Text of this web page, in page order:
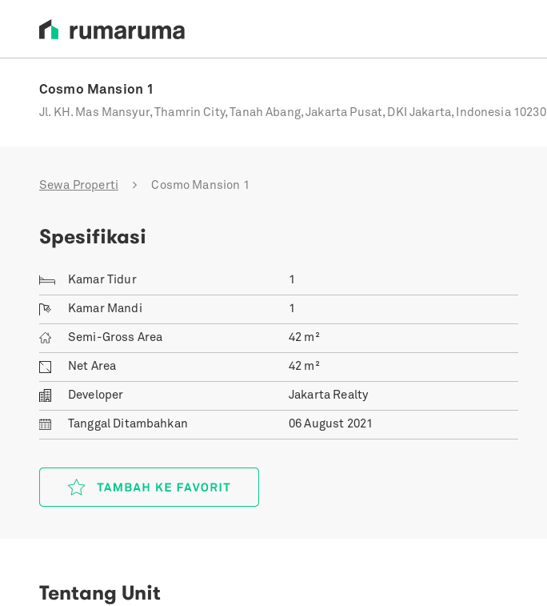
Cosmo Mansion 1
Jl. KH. Mas Mansyur, Thamrin City, Tanah Abang, Jakarta Pusat, DKI Jakarta, Indonesia 10230
Sewa Properti Cosmo Mansion 1
Spesifikasi
Kamar Tidur 1
Kamar Mandi 1
Semi-Gross Area 42 m²
Net Area 42 m²
Developer Jakarta Realty
Tanggal Ditambahkan 06 August 2021
Tentang Unit